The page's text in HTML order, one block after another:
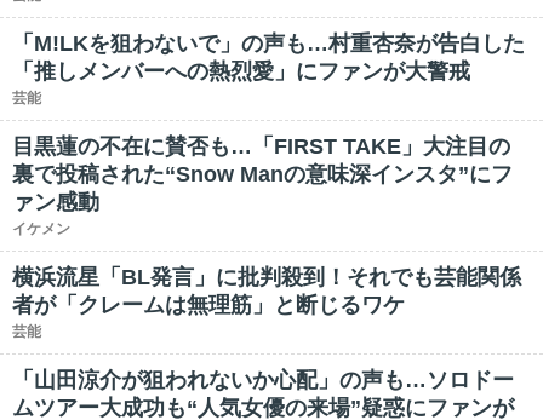
「M!LKを狙わないで」の声も…村重杏奈が告白した
「推しメンバーへの熱烈愛」にファンが大警戒
芸能
目黒蓮の不在に賛否も…「FIRST TAKE」大注目の
裏で投稿された“Snow Manの意味深インスタ”にフ
ァン感動
イケメン
横浜流星「BL発言」に批判殺到！それでも芸能関係
者が「クレームは無理筋」と断じるワケ
芸能
「山田涼介が狙われないか心配」の声も…ソロドー
ムツアー大成功も“人気女優の来場”疑惑にファンが